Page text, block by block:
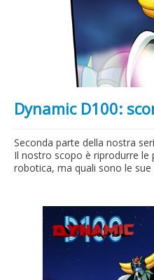
Dynamic D100:
Seconda parte della nostra
Il nostro scopo è riprodurre le
robotica, ma quali sono le